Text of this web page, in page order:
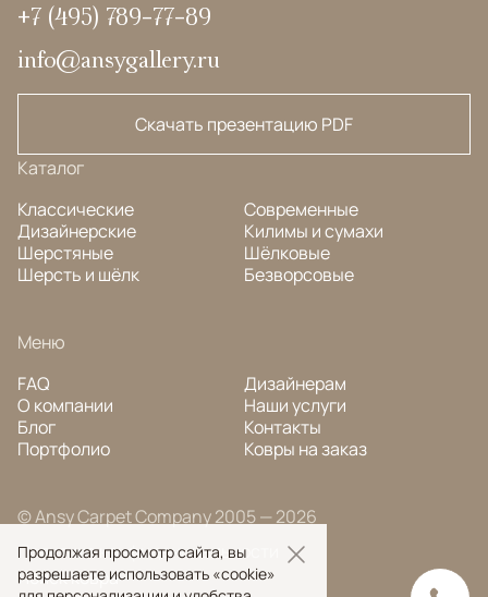
+7 (495) 789-77-89
info@ansygallery.ru
Скачать презентацию PDF
Каталог
Классические
Дизайнерские
Шерстяные
Шерсть и шёлк
Современные
Килимы и сумахи
Шёлковые
Безворсовые
Меню
FAQ
О компании
Блог
Портфолио
Дизайнерам
Наши услуги
Контакты
Ковры на заказ
© Ansy Carpet Company 2005 — 2026
Политика конфиденциальности
Поиск ковра
Продолжая просмотр сайта, вы
разрешаете использовать «cookie»